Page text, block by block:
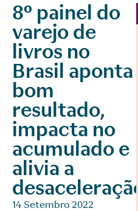
8º painel do
varejo de
livros no
Brasil aponta
bom
resultado,
impacta no
acumulado e
alivia a
desaceleração
14 Setembro 2022